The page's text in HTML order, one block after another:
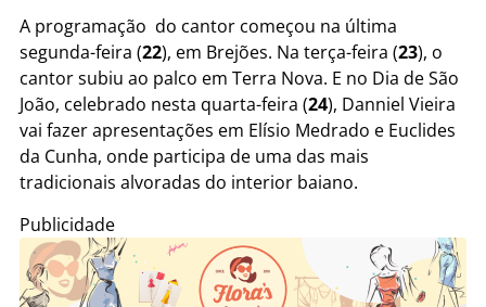
A programação do cantor começou na última
segunda-feira (22), em Brejões. Na terça-feira (23), o
cantor subiu ao palco em Terra Nova. E no Dia de São
João, celebrado nesta quarta-feira (24), Danniel Vieira
vai fazer apresentações em Elísio Medrado e Euclides
da Cunha, onde participa de uma das mais
tradicionais alvoradas do interior baiano.
Publicidade